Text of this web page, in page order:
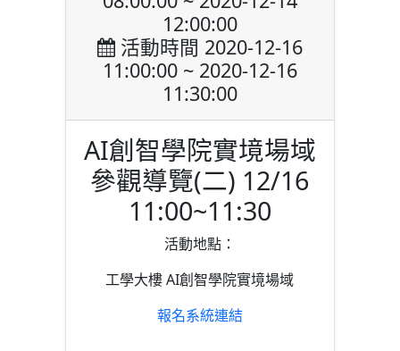
12:00:00
活動時間 2020-12-16
11:00:00 ~ 2020-12-16
11:30:00
AI創智學院實境場域
參觀導覽(二) 12/16
11:00~11:30
活動地點：
工學大樓 AI創智學院實境場域
報名系統連結